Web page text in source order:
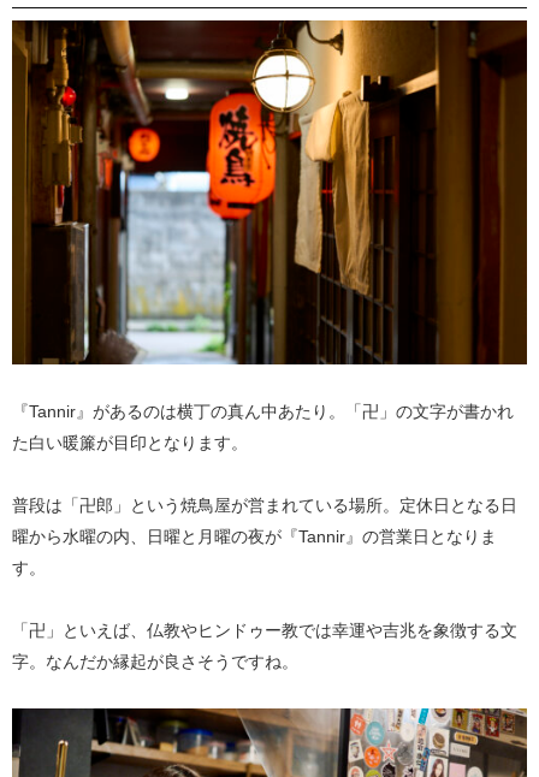
『Tannir』があるのは横丁の真ん中あたり。「卍」の文字が書かれ
た白い暖簾が目印となります。
普段は「卍郎」という焼鳥屋が営まれている場所。定休日となる日
曜から水曜の内、日曜と月曜の夜が『Tannir』の営業日となりま
す。
「卍」といえば、仏教やヒンドゥー教では幸運や吉兆を象徴する文
字。なんだか縁起が良さそうですね。